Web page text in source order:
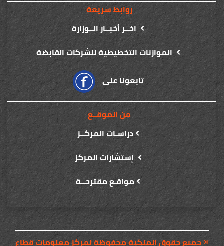
روابط سريعة
اخــر أخبــار الــوزارة
الموازنات التخطيطية للشركات القابضة
تابعونا على
من الموقــع
دراسـات المركــز
إستشارات المركز
مواقـع مقترحــة
© جميع حقوق الملكية محفوظة لمركز معلومات قطاع